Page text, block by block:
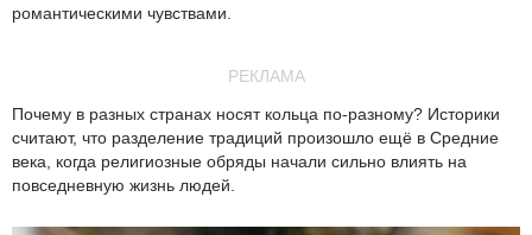
романтическими чувствами.
РЕКЛАМА
Почему в разных странах носят кольца по-разному? Историки
считают, что разделение традиций произошло ещё в Средние
века, когда религиозные обряды начали сильно влиять на
повседневную жизнь людей.